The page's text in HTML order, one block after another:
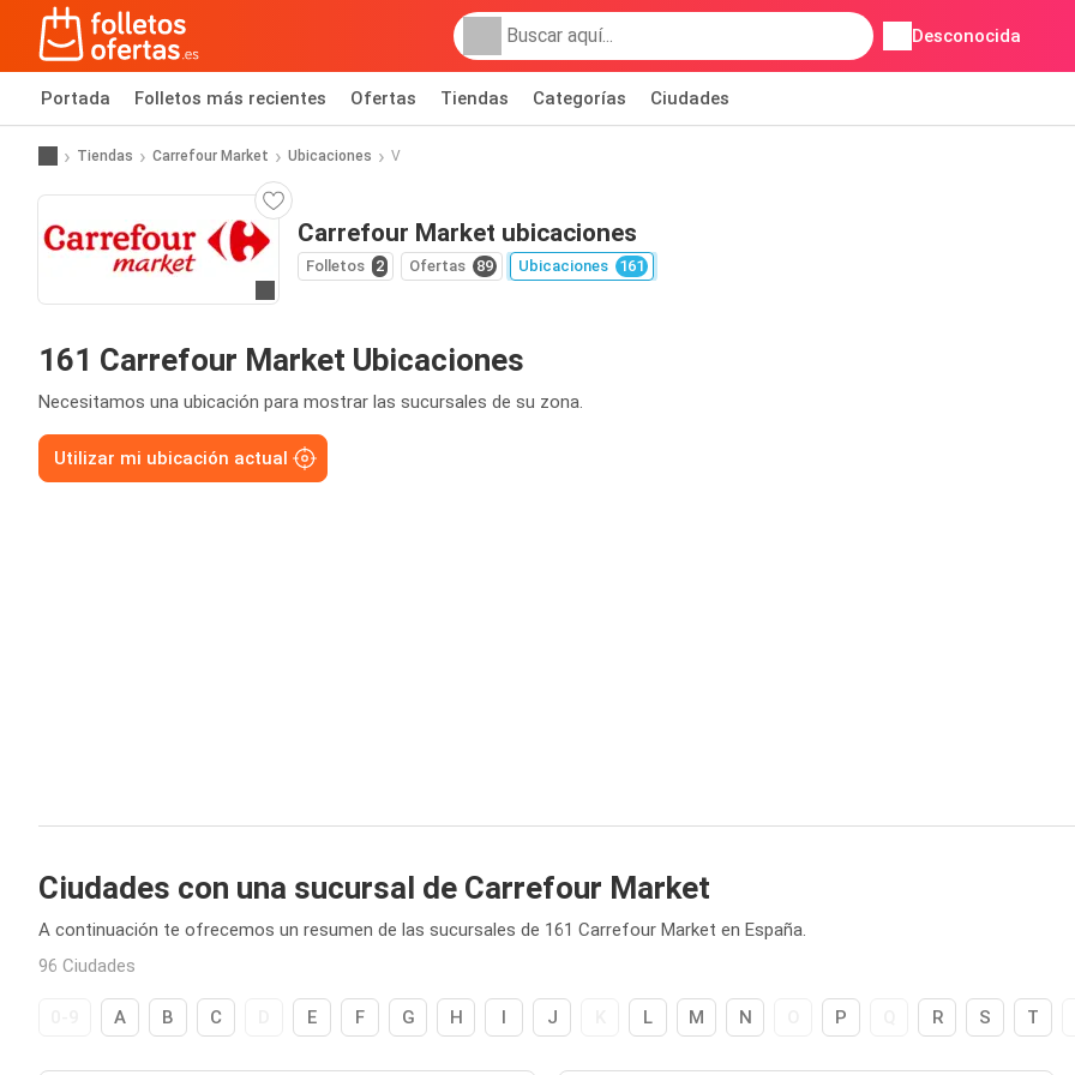
Desconocida
Portada Folletos más recientes Ofertas Tiendas Categorías Ciudades
Tiendas Carrefour Market Ubicaciones V
Carrefour Market ubicaciones
Folletos 2 Ofertas 89 Ubicaciones 161
161 Carrefour Market Ubicaciones
Necesitamos una ubicación para mostrar las sucursales de su zona.
Utilizar mi ubicación actual
Ciudades con una sucursal de Carrefour Market
A continuación te ofrecemos un resumen de las sucursales de 161 Carrefour Market en España.
96 Ciudades
A B C E F G H I J L M N P R S T